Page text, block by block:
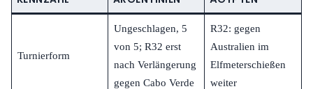
Turnierform
Ungeschlagen, 5
von 5; R32 erst
nach Verlängerung
gegen Cabo Verde
R32: gegen
Australien im
Elfmeterschießen
weiter